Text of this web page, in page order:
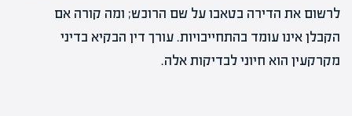
לרשום את הדירה בטאבו על שם הרוכש; ומה קורה אם
הקבלן אינו עומד בהתחייבויות. עורך דין הבקיא בדיני
מקרקעין הוא חיוני לבדיקות אלה.